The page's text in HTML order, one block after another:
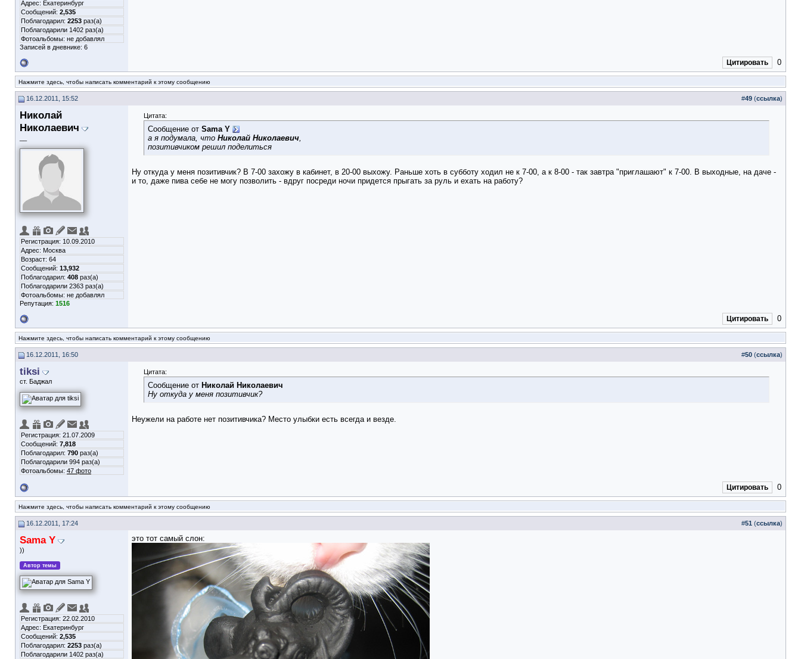
Адрес: Екатеринбург
Сообщений: 2,535
Поблагодарил: 2253 раз(а)
Поблагодарили 1402 раз(а)
Фотоальбомы: не добавлял
Записей в дневнике: 6
Цитировать 0
Нажмите здесь, чтобы написать комментарий к этому сообщению
16.12.2011, 15:52 #49 (ссылка)
Николай
Николаевич
Регистрация: 10.09.2010
Адрес: Москва
Возраст: 64
Сообщений: 13,932
Поблагодарил: 408 раз(а)
Поблагодарили 2363 раз(а)
Фотоальбомы: не добавлял
Репутация: 1516
Цитата:
Сообщение от Sama Y
а я подумала, что Николай Николаевич,
позитивчиком решил поделиться
Ну откуда у меня позитивчик? В 7-00 захожу в кабинет, в 20-00 выхожу. Раньше хоть в субботу ходил не к 7-00, а к 8-00 - так завтра "приглашают" к 7-00. В выходные, на даче -
и то, даже пива себе не могу позволить - вдруг посреди ночи придется прыгать за руль и ехать на работу?
Цитировать 0
Нажмите здесь, чтобы написать комментарий к этому сообщению
16.12.2011, 16:50 #50 (ссылка)
tiksi
ст. Баджал
Регистрация: 21.07.2009
Сообщений: 7,818
Поблагодарил: 790 раз(а)
Поблагодарили 994 раз(а)
Фотоальбомы: 47 фото
Цитата:
Сообщение от Николай Николаевич
Ну откуда у меня позитивчик?
Неужели на работе нет позитивчика? Место улыбки есть всегда и везде.
Цитировать 0
Нажмите здесь, чтобы написать комментарий к этому сообщению
16.12.2011, 17:24 #51 (ссылка)
Sama Y
))
Автор темы
Регистрация: 22.02.2010
Адрес: Екатеринбург
Сообщений: 2,535
Поблагодарил: 2253 раз(а)
Поблагодарили 1402 раз(а)
это тот самый слон: